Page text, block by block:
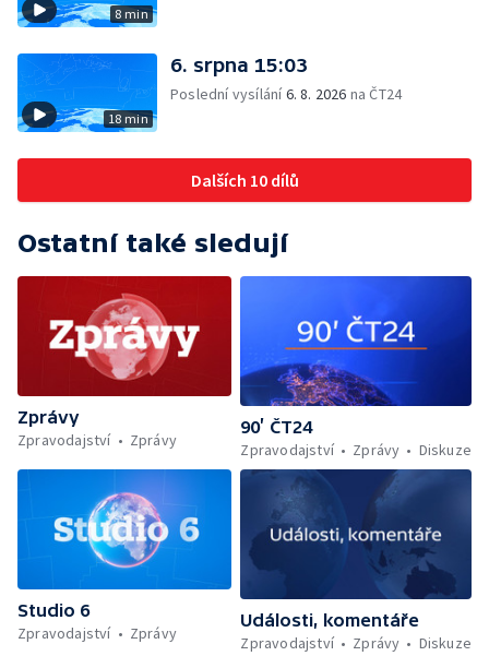
8 min
18 min
6. srpna 15:03
Poslední vysílání6. 8. 2026 na ČT24
Dalších 10 dílů
Ostatní také sledují
Zprávy
Zpravodajství
Zprávy
90’ ČT24
Zpravodajství
Zprávy Diskuze
Studio 6
Zpravodajství
Zprávy
Události, komentáře
Zpravodajství
Zprávy Diskuze